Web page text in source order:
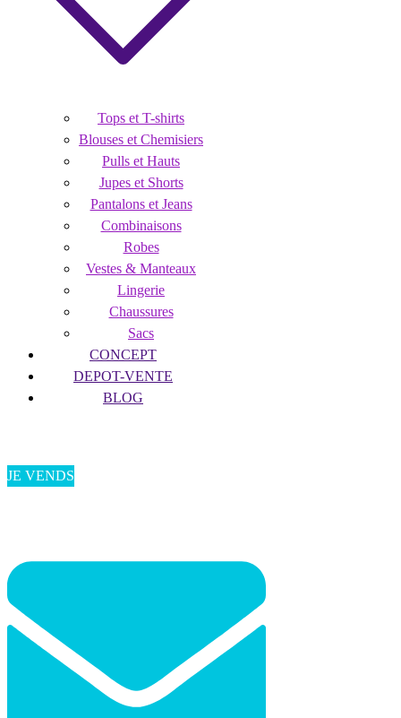
Tops et T-shirts
Blouses et Chemisiers
Pulls et Hauts
Jupes et Shorts
Pantalons et Jeans
Combinaisons
Robes
Vestes & Manteaux
Lingerie
Chaussures
Sacs
CONCEPT
DEPOT-VENTE
BLOG
JE VENDS